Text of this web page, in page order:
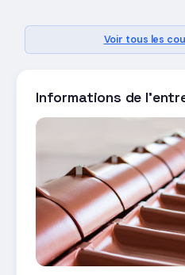
Voir tous les
Informations de